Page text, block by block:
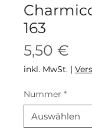
163
5,50 €
inkl. MwSt. |
Nummer *